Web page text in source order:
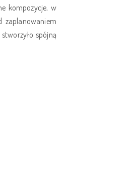
kompozycje, w
zaplanowaniem
spójną